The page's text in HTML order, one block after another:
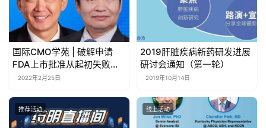
国际CMO学苑 | 破解申请
FDA上市批准从起初失败到
最终获批的密码
2022年2月25日
2019肝脏疾病新药研发进展
研讨会通知（第一轮）
2019年10月14日
推荐活动 线上活动